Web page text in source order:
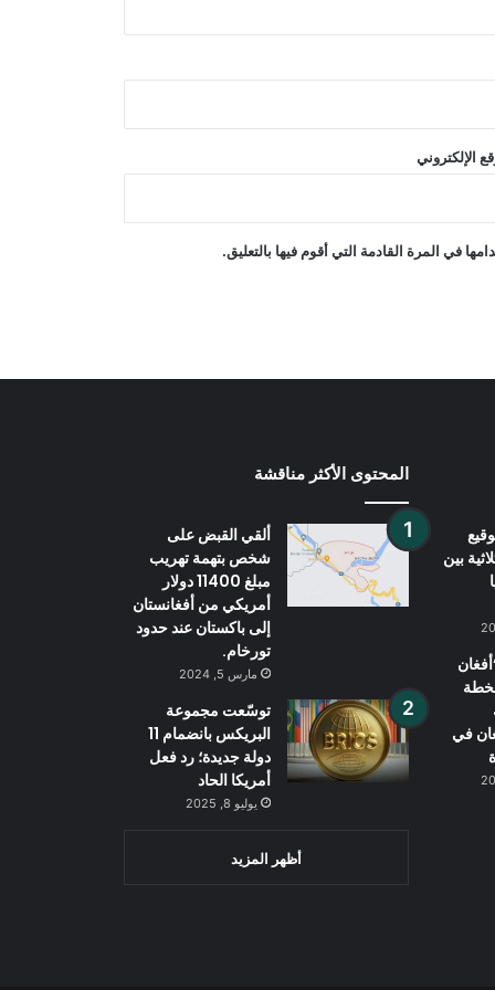
آسيا
الإلكتروني
في المرة القادمة التي أقوم فيها بالتعليق.
بين
في
المحتوى الأكثر مناقشة
ألقي القبض على
شخص بتهمة تهريب
مبلغ 11400 دولار
أمريكي من أفغانستان
إلى باكستان عند حدود
تورخام.
مارس 5, 2024
توسّعت مجموعة
البريكس بانضمام 11
دولة جديدة؛ رد فعل
أمريكا الحاد
يوليو 8, 2025
أظهر المزيد